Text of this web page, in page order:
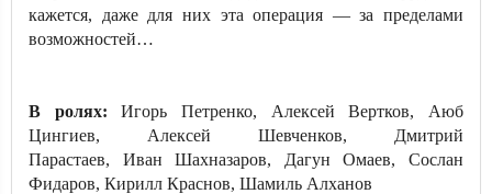
кажется, даже для них эта операция — за пределами
возможностей…
В ролях:Игорь Петренко, Алексей Вертков, Аюб
Цингиев, Алексей Шевченков, Дмитрий
Парастаев, Иван Шахназаров, Дагун Омаев, Сослан
Фидаров, Кирилл Краснов, Шамиль Алханов